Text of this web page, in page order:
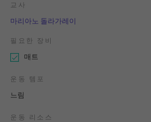
교사
마리아노 돌라가레이
필요한 장비
매트
운동 템포
느림
운동 리소스